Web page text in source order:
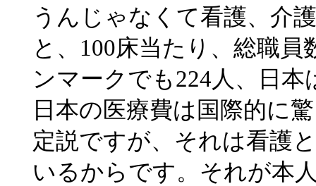
うんじゃなくて看護、介
と、100床当たり、総職
ンマークでも224人、日
日本の医療費は国際的に
定説ですが、それは看護
いるからです。それが本